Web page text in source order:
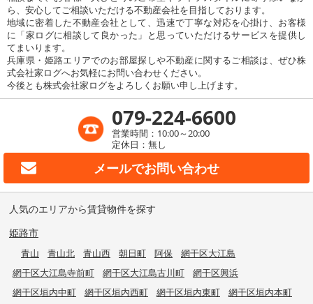
ら、安心してご相談いただける不動産会社を目指しております。
地域に密着した不動産会社として、迅速で丁寧な対応を心掛け、お客様
に「家ログに相談して良かった」と思っていただけるサービスを提供し
てまいります。
兵庫県・姫路エリアでのお部屋探しや不動産に関するご相談は、ぜひ株
式会社家ログへお気軽にお問い合わせください。
今後とも株式会社家ログをよろしくお願い申し上げます。
079-224-6600
営業時間：10:00～20:00
定休日：無し
メールでお問い合わせ
人気のエリアから賃貸物件を探す
姫路市
青山 青山北 青山西 朝日町 阿保
網干区大江島
網干区大江島寺前町
網干区大江島古川町
網干区興浜
網干区垣内中町
網干区垣内西町 網干区垣内東町
網干区垣内本町